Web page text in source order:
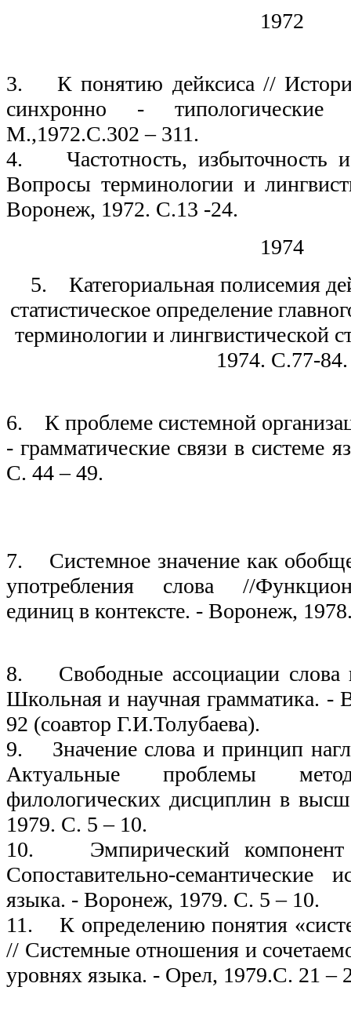
1972
3. К понятию дейксиса //
синхронно -
М.,1972.С.302 – 311.
4. Частотность, избыточность
Вопросы терминологии и
Воронеж, 1972. С.13 -24.
1974
5. Категориальная полисемия
статистическое определение
терминологии и лингвистической
1974. С.77-84.
6. К проблеме системной
- грамматические связи в системе
С. 44 – 49.
7. Системное значение как
употребления слова //
единиц в контексте. - Воронеж,
8. Свободные ассоциации слова
Школьная и научная грамматика. -
92 (соавтор Г.И.Толубаева).
9. Значение слова и принцип
Актуальные проблемы
филологических дисциплин в
1979. С. 5 – 10.
10. Эмпирический компонент
Сопоставительно-семантические
языка. - Воронеж, 1979. С. 5 – 10.
11. К определению понятия
// Системные отношения и
уровнях языка. - Орел, 1979.С. 21 –